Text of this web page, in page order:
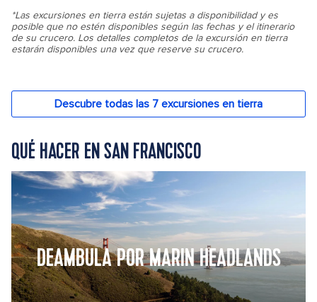
QUÉ HACER EN SAN FRANCISCO
DEAMBULA POR MARIN HEADLANDS